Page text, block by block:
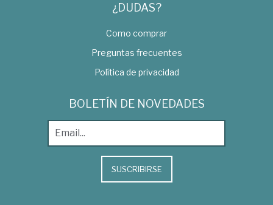
¿DUDAS?
Como comprar
Preguntas frecuentes
Política de privacidad
BOLETÍN DE NOVEDADES
SUSCRIBIRSE